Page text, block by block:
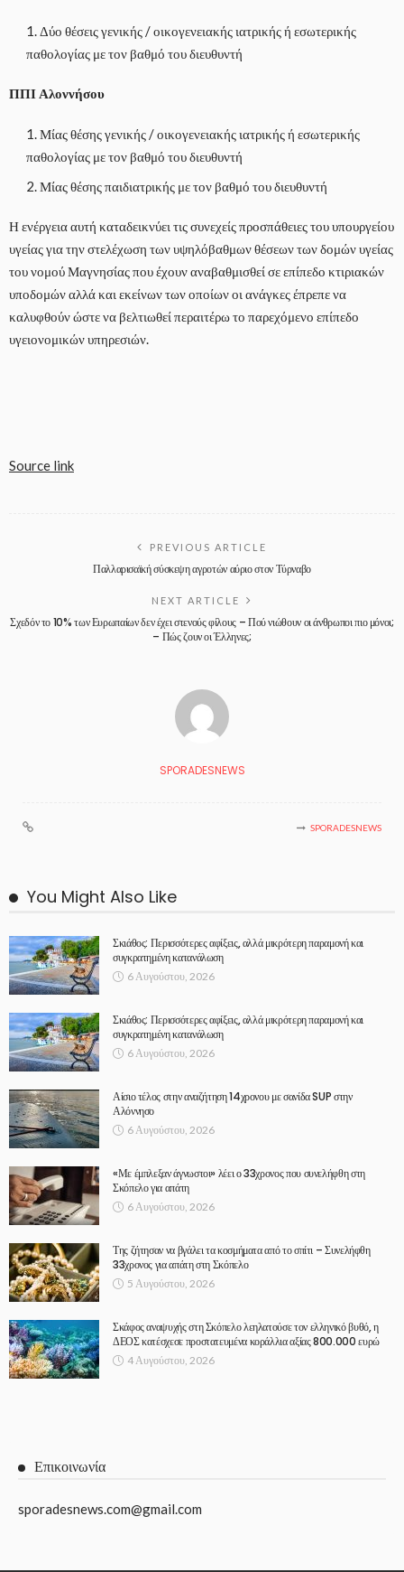
Δύο θέσεις γενικής / οικογενειακής ιατρικής ή εσωτερικής
παθολογίας με τον βαθμό του διευθυντή
ΠΠΙ Αλοννήσου
Μίας θέσης γενικής / οικογενειακής ιατρικής ή εσωτερικής
παθολογίας με τον βαθμό του διευθυντή
Μίας θέσης παιδιατρικής με τον βαθμό του διευθυντή
Η ενέργεια αυτή καταδεικνύει τις συνεχείς προσπάθειες του υπουργείου
υγείας για την στελέχωση των υψηλόβαθμων θέσεων των δομών υγείας
του νομού Μαγνησίας που έχουν αναβαθμισθεί σε επίπεδο κτιριακών
υποδομών αλλά και εκείνων των οποίων οι ανάγκες έπρεπε να
καλυφθούν ώστε να βελτιωθεί περαιτέρω το παρεχόμενο επίπεδο
υγειονομικών υπηρεσιών.
Source link
PREVIOUS ARTICLE
Παλλαρισαϊκή σύσκεψη αγροτών αύριο στον Τύρναβο
NEXT ARTICLE
Σχεδόν το 10% των Ευρωπαίων δεν έχει στενούς φίλους – Πού νιώθουν οι άνθρωποι πιο μόνοι;
– Πώς ζουν οι Έλληνες;
SPORADESNEWS
SPORADESNEWS
You Might Also Like
Σκιάθος: Περισσότερες αφίξεις, αλλά μικρότερη παραμονή και
συγκρατημένη κατανάλωση
6 Αυγούστου, 2026
Σκιάθος: Περισσότερες αφίξεις, αλλά μικρότερη παραμονή και
συγκρατημένη κατανάλωση
6 Αυγούστου, 2026
Αίσιο τέλος στην αναζήτηση 14χρονου με σανίδα SUP στην
Αλόννησο
6 Αυγούστου, 2026
«Με έμπλεξαν άγνωστοι» λέει ο 33χρονος που συνελήφθη στη
Σκόπελο για απάτη
6 Αυγούστου, 2026
Της ζήτησαν να βγάλει τα κοσμήματα από το σπίτι – Συνελήφθη
33χρονος για απάτη στη Σκόπελο
5 Αυγούστου, 2026
Σκάφος αναψυχής στη Σκόπελο λεηλατούσε τον ελληνικό βυθό, η
ΔΕΟΣ κατέσχεσε προστατευμένα κοράλλια αξίας 800.000 ευρώ
4 Αυγούστου, 2026
Επικοινωνία
sporadesnews.com@gmail.com